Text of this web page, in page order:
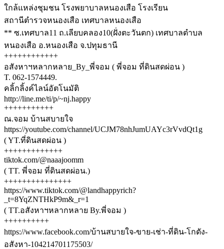
ใกล้แหล่งชุมชน โรงพยาบาลหนองเสือ โรงเรียน
สถานีตำรวจหนองเสือ เทศบาลหนองเสือ
** ซ.เทศบาล11 ถ.เลียบคลอง10(ฝั่งตะวันตก) เทศบาลตำบล
หนองเสือ อ.หนองเสือ จ.ปทุมธานี
++++++++++++
อสังหาฯหลากหลาย_By_พี่จอม ( พี่จอม ที่ดินสดผ่อน )
T. 062-1574449.
คลิ้กลิ้งค์ไลน์อัตโนมัติ
http://line.me/ti/p/~nj.happy
+++++++++++
ณ.จอม บ้านสบายใจ
https://youtube.com/channel/UCJM78nhJumUAYc3rVvdQt1g
( YT.ที่ดินสดผ่อน )
+++++++++++++
tiktok.com/@naaajoomm
( TT. พี่จอม ที่ดินสดผ่อน.)
+++++++++++++++
https://www.tiktok.com/@landhappyrich?
_t=8YqZNTHkP9m&_r=1
( TT.อสังหาฯหลากหลาย By.พี่จอม )
++++++++++
https://www.facebook.com/บ้านสบายใจ-ขาย-เช่า-ที่ดิน-โกดัง-
อสังหา-104214701175503/